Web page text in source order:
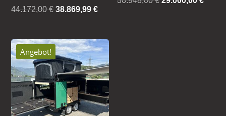
44.172,00€ Ursprünglicher
44.172,00 €
38.869,99€Aktueller
38.869,99 €.
Angebot!